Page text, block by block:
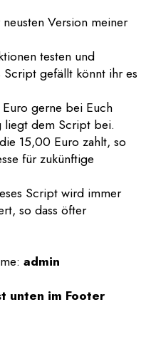
Version meiner
testen und
gefällt könnt ihr es
gerne bei Euch
liegt dem Script bei.
15,00 Euro zahlt, so
für zukünftige
Script wird immer
so dass öfter
admin
unten im Footer